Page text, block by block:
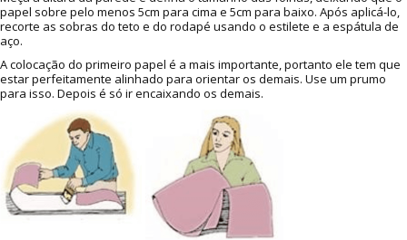
papel sobre pelo menos 5cm para cima e 5cm para baixo. Após aplicá-lo,
recorte as sobras do teto e do rodapé usando o estilete e a espátula de
aço.
A colocação do primeiro papel é a mais importante, portanto ele tem que
estar perfeitamente alinhado para orientar os demais. Use um prumo
para isso. Depois é só ir encaixando os demais.